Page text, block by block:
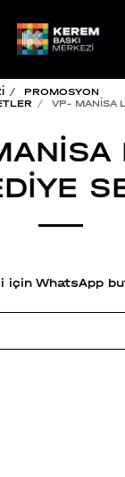
PROMOSYON
VP- MANİSA
WhatsApp